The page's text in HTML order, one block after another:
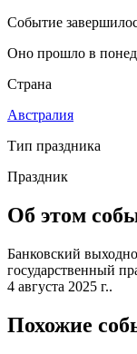
Событие
Оно прошло в
Страна
Австралия
Тип праздника
Праздник
Об этом
Банковский
государственный
4 августа 2025 г..
Похожие